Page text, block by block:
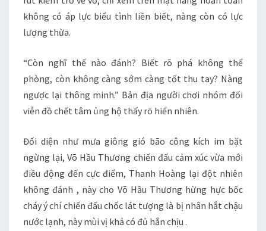
không có áp lực biểu tình liền biết, nàng còn có lực
lượng thừa.
“Còn nghĩ thế nào đánh? Biết rõ phá không thể
phòng, còn không càng sớm càng tốt thu tay? Nàng
ngược lại thông minh.” Bản địa người chơi nhóm đối
viễn đồ chết tâm ủng hộ thấy rõ hiển nhiên.
Đối diện như mưa giông gió bão công kích im bặt
ngừng lại, Võ Hầu Thương chiến đấu cảm xúc vừa mới
điều động đến cực điểm, Thanh Hoàng lại đột nhiên
không đánh , này cho Võ Hầu Thương hừng hực bốc
cháy ý chí chiến đấu chốc lát tượng là bị nhân hắt chậu
nước lạnh, này mùi vị khả có đủ hắn chịu .